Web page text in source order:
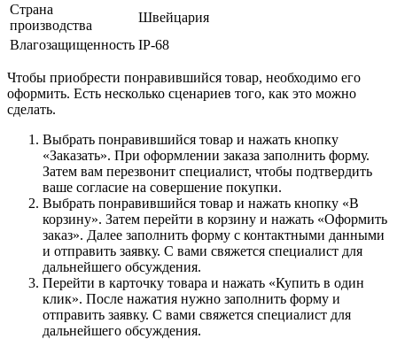
Страна
производства
Швейцария
Влагозащищенность IP-68
Чтобы приобрести понравившийся товар, необходимо его
оформить. Есть несколько сценариев того, как это можно
сделать.
Выбрать понравившийся товар и нажать кнопку
«Заказать». При оформлении заказа заполнить форму.
Затем вам перезвонит специалист, чтобы подтвердить
ваше согласие на совершение покупки.
Выбрать понравившийся товар и нажать кнопку «В
корзину». Затем перейти в корзину и нажать «Оформить
заказ». Далее заполнить форму с контактными данными
и отправить заявку. С вами свяжется специалист для
дальнейшего обсуждения.
Перейти в карточку товара и нажать «Купить в один
клик». После нажатия нужно заполнить форму и
отправить заявку. С вами свяжется специалист для
дальнейшего обсуждения.